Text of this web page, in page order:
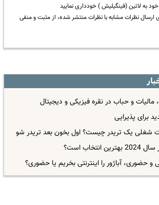
به لاتین (فینگیلیش ) خودداری نمایید
نظرات مشابه با نظرات منتشر شده، از مثبت و منفی
و حباب در نقره فیزیکی و دیجیتال
برای پذیرایی
شغلی یک تریدر چیست؟ اول بخون بعد تریدر شو
است؟
و حضوری، آباژور را اینترنتی بخریم یا حضوری؟